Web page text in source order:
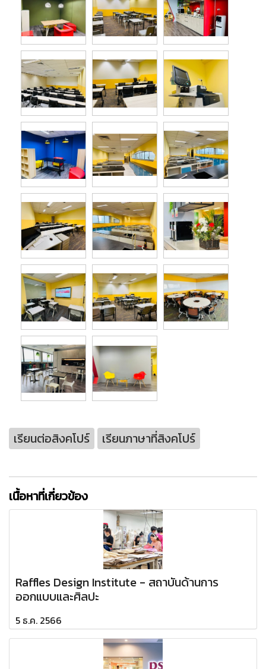
เรียนต่อสิงคโปร์ เรียนภาษาที่สิงคโปร์
เนื้อหาที่เกี่ยวข้อง
Raffles Design Institute - สถาบันด้านการ
ออกแบบและศิลปะ
5 ธ.ค. 2566